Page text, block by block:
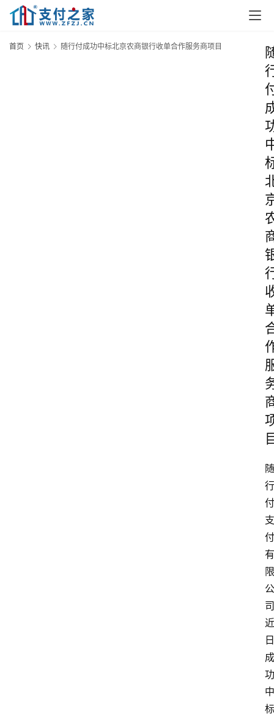
首页 快讯 随行付成功中标北京农商银行收单合作服务商项目
随
行
付
支
付
有
限
公
司
近
日
成
功
中
标